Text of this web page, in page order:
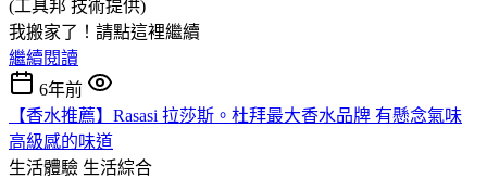
(工具邦 技術提供)
我搬家了！請點這裡繼續
繼續閱讀
6年前
【香水推薦】Rasasi 拉莎斯。杜拜最大香水品牌 有懸念氣味
高級感的味道
生活體驗 生活綜合